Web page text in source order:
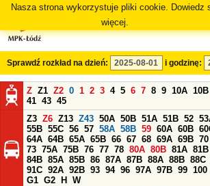
Nasza strona wykorzystuje pliki cookie. Dowiedz
więcej.
Sprawdź rozkład na dzień: i godzinę:
Z Z1 Z2 0 1 2 3 4 5 6 7 8 9 10A 10B
41 43 45
Z3 Z6 Z13 Z43 50A 50B 51A 51B 52
55B 55C 56 57 58A 58B 59 60A 60B
64A 64B 65A 65B 66 67 68 69A 69B 70
73 75A 75B 76 77 78 80A 80B 81A 81B
84B 85A 85B 86 87A 87B 88A 88B 88C
91C 92A 92B 93 94 96 97A 97B 99 100
G1 G2 H
W